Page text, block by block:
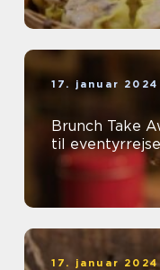
17. januar 2024
Brunch Take
til
17. januar 2024